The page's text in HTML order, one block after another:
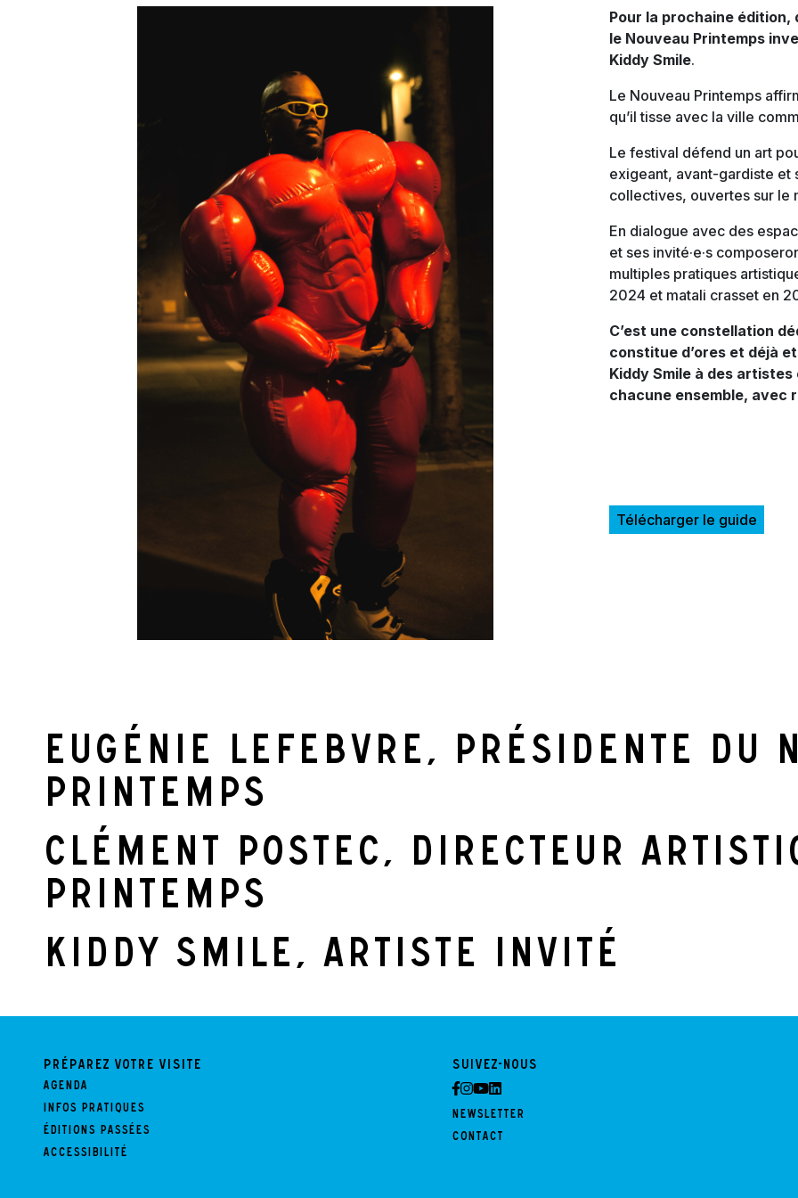
Pour la prochaine édition,
le Nouveau Printemps
Kiddy Smile.
Le Nouveau Printemps
qu’il tisse avec la ville
Le festival défend un art
exigeant, avant-gardiste et
collectives, ouvertes sur le
En dialogue avec des
et ses invité·e·s
multiples pratiques
2024 et matali crasset en
C’est une constellation
constitue d’ores et déjà
Kiddy Smile à des
chacune ensemble, avec
Télécharger le guide
Eugénie Lefebvre, Présidente du
Printemps
Clément Postec, Directeur
Printemps
Kiddy Smile, artiste invité
Préparez votre visite
Agenda
Infos pratiques
Éditions passées
Accessibilité
Suivez-nous
Newsletter
Contact